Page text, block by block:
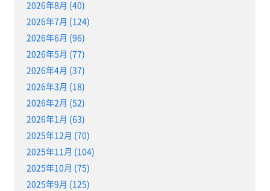
2026年8月 (40)
2026年7月 (124)
2026年6月 (96)
2026年5月 (77)
2026年4月 (37)
2026年3月 (18)
2026年2月 (52)
2026年1月 (63)
2025年12月 (70)
2025年11月 (104)
2025年10月 (75)
2025年9月 (125)